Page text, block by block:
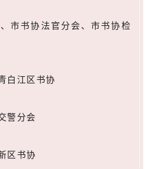
市书协法官分会、市书协检
白江区书协
警分会
区书协